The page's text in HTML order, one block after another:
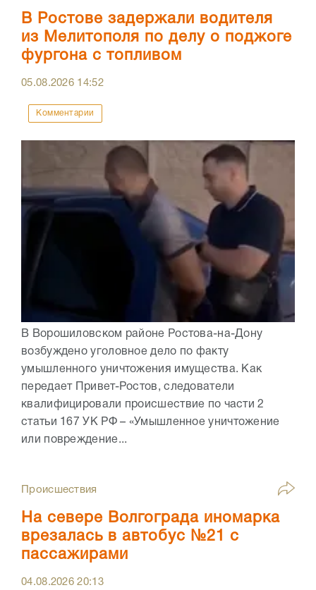
В Ростове задержали водителя
из Мелитополя по делу о поджоге
фургона с топливом
05.08.2026 14:52
Комментарии
В Ворошиловском районе Ростова-на-Дону
возбуждено уголовное дело по факту
умышленного уничтожения имущества. Как
передает Привет-Ростов, следователи
квалифицировали происшествие по части 2
статьи 167 УК РФ – «Умышленное уничтожение
или повреждение...
Происшествия
На севере Волгограда иномарка
врезалась в автобус №21 с
пассажирами
04.08.202620:13